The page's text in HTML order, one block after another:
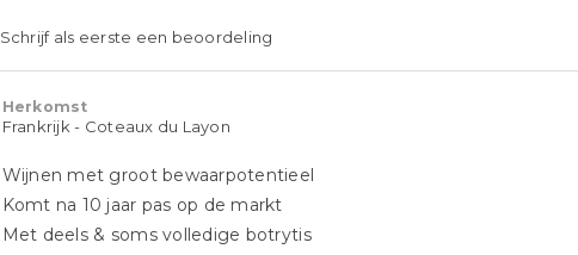
Schrijf als eerste een beoordeling
Herkomst
Frankrijk - Coteaux du Layon
Wijnen met groot bewaarpotentieel
Komt na 10 jaar pas op de markt
Met deels & soms volledige botrytis